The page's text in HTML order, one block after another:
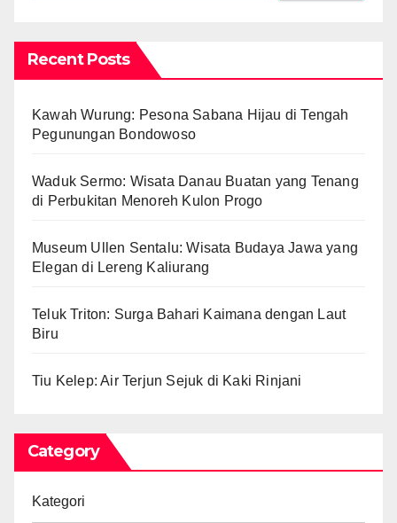
Recent Posts
Kawah Wurung: Pesona Sabana Hijau di Tengah
Pegunungan Bondowoso
Waduk Sermo: Wisata Danau Buatan yang Tenang
di Perbukitan Menoreh Kulon Progo
Museum Ullen Sentalu: Wisata Budaya Jawa yang
Elegan di Lereng Kaliurang
Teluk Triton: Surga Bahari Kaimana dengan Laut
Biru
Tiu Kelep: Air Terjun Sejuk di Kaki Rinjani
Category
Kategori